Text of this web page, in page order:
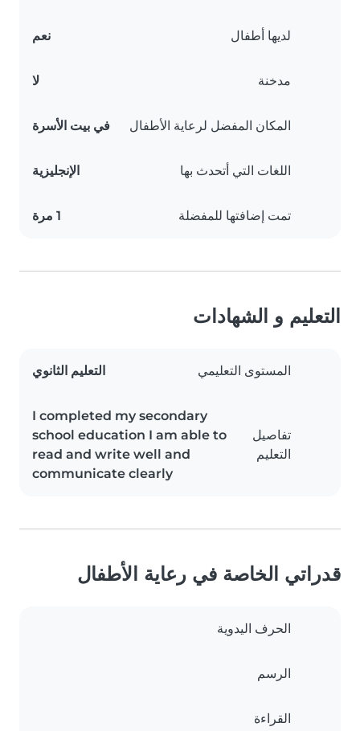
لديها أطفال نعم
مدخنة لا
المكان المفضل لرعاية الأطفال في بيت الأسرة
اللغات التي أتحدث بها الإنجليزية
تمت إضافتها للمفضلة 1 مرة
التعليم و الشهادات
المستوى التعليمي التعليم الثانوي
تفاصيل
التعليم
I completed my secondary
school education I am able to
read and write well and
communicate clearly
قدراتي الخاصة في رعاية الأطفال
الحرف اليدوية
الرسم
القراءة